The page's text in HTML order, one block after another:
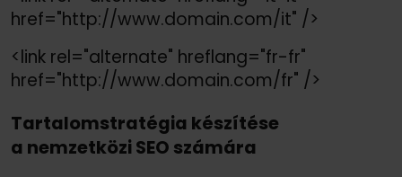
href="http://www.domain.com/it" />
<link rel="alternate" hreflang="fr-fr"
href="http://www.domain.com/fr" />
Tartalomstratégia készítése
a nemzetközi SEO számára